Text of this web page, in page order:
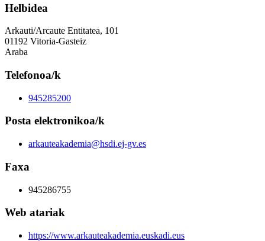
Helbidea
Arkauti/Arcaute Entitatea, 101
01192 Vitoria-Gasteiz
Araba
Telefonoa/k
945285200
Posta elektronikoa/k
arkauteakademia@hsdi.ej-gv.es
Faxa
945286755
Web atariak
https://www.arkauteakademia.euskadi.eus